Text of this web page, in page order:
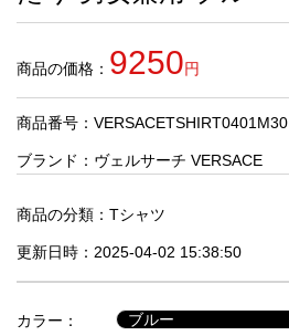
商
人
気
商
セ
ル
商品の価格： 9250円
商品番号：VERSACETSHIRT0401M30
ブランド： ヴェルサーチ VERSACE
商品の分類： Tシャツ
更新日時：2025-04-02 15:38:50
カラー：